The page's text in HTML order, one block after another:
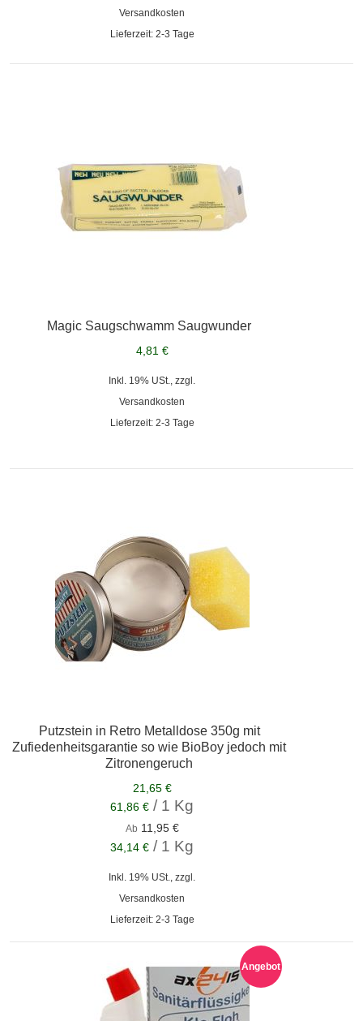
Versandkosten
Lieferzeit: 2-3 Tage
Magic Saugschwamm Saugwunder
4,81 €
Inkl. 19% USt., zzgl.
Versandkosten
Lieferzeit: 2-3 Tage
Putzstein in Retro Metalldose 350g mit
Zufiedenheitsgarantie so wie BioBoy jedoch mit
Zitronengeruch
21,65 €
61,86 € / 1 Kg
Ab 11,95 €
34,14 € / 1 Kg
Inkl. 19% USt., zzgl.
Versandkosten
Lieferzeit: 2-3 Tage
Angebot